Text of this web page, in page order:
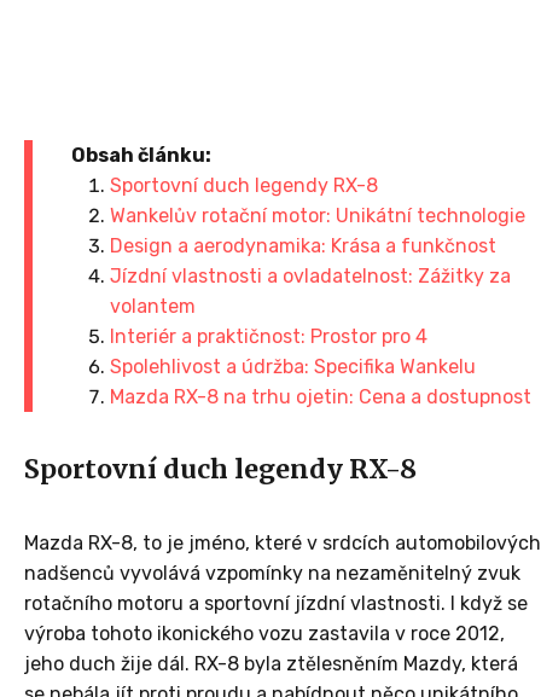
Obsah článku:
Sportovní duch legendy RX-8
Wankelův rotační motor: Unikátní technologie
Design a aerodynamika: Krása a funkčnost
Jízdní vlastnosti a ovladatelnost: Zážitky za
volantem
Interiér a praktičnost: Prostor pro 4
Spolehlivost a údržba: Specifika Wankelu
Mazda RX-8 na trhu ojetin: Cena a dostupnost
Sportovní duch legendy RX-8
Mazda RX-8, to je jméno, které v srdcích automobilových
nadšenců vyvolává vzpomínky na nezaměnitelný zvuk
rotačního motoru a sportovní jízdní vlastnosti. I když se
výroba tohoto ikonického vozu zastavila v roce 2012,
jeho duch žije dál. RX-8 byla ztělesněním Mazdy, která